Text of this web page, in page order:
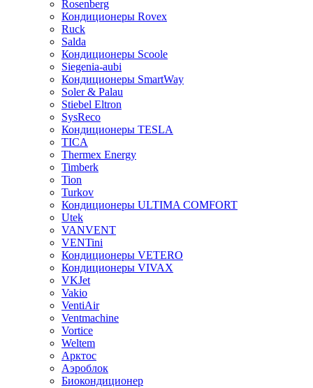
Rosenberg
Кондиционеры Rovex
Ruck
Salda
Кондиционеры Scoole
Siegenia-aubi
Кондиционеры SmartWay
Soler & Palau
Stiebel Eltron
SysReco
Кондиционеры TESLA
TICA
Thermex Energy
Timberk
Tion
Turkov
Кондиционеры ULTIMA COMFORT
Utek
VANVENT
VENTini
Кондиционеры VETERO
Кондиционеры VIVAX
VKJet
Vakio
VentiAir
Ventmachine
Vortice
Weltem
Арктос
Аэроблок
Биокондиционер